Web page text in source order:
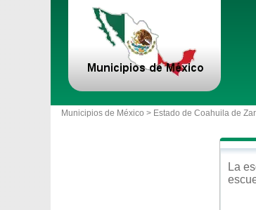
Municipios de México > Estado de Coahuila de
La